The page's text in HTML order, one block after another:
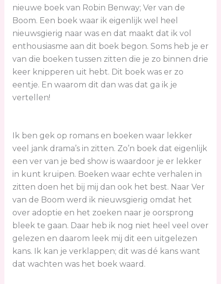
nieuwe boek van Robin Benway; Ver van de
Boom. Een boek waar ik eigenlijk wel heel
nieuwsgierig naar was en dat maakt dat ik vol
enthousiasme aan dit boek begon. Soms heb je er
van die boeken tussen zitten die je zo binnen drie
keer knipperen uit hebt. Dit boek was er zo
eentje. En waarom dit dan was dat ga ik je
vertellen!
Ik ben gek op romans en boeken waar lekker
veel jank drama’s in zitten. Zo’n boek dat eigenlijk
een ver van je bed show is waardoor je er lekker
in kunt kruipen. Boeken waar echte verhalen in
zitten doen het bij mij dan ook het best. Naar Ver
van de Boom werd ik nieuwsgierig omdat het
over adoptie en het zoeken naar je oorsprong
bleek te gaan. Daar heb ik nog niet heel veel over
gelezen en daarom leek mij dit een uitgelezen
kans. Ik kan je verklappen; dit was dé kans want
dat wachten was het boek waard.